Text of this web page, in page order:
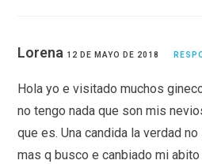
Lorena 12 DE MAYO DE 2018
Hola yo e visitado muchos
no tengo nada que son mis
que es. Una candida la verdad
mas q busco e canbiado mi